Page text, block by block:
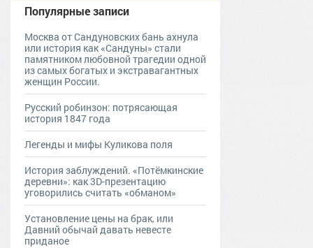
Популярные записи
Москва от Сандуновских бань ахнула
или история как «Сандуны» стали
памятником любовной трагедии одной
из самых богатых и экстравагантных
женщин России.
Русский робинзон: потрясающая
история 1847 года
Легенды и мифы Куликова поля
История заблуждений. «Потёмкинские
деревни»: как 3D-презентацию
уговорились считать «обманом»
Установление цены на брак, или
Давний обычай давать невесте
приданое